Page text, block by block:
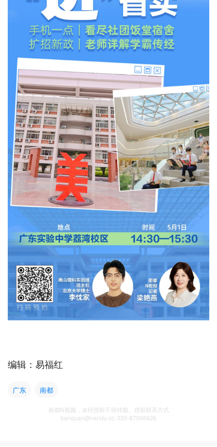
编辑：易福红
广东 南都
南都N视频，未经授权不得转载、授权联系方式
banquan@nandu.cc. 020-87006626